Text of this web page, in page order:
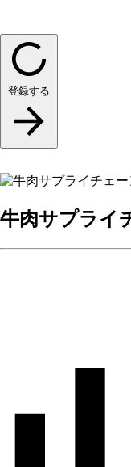
登録する
牛肉サプライ